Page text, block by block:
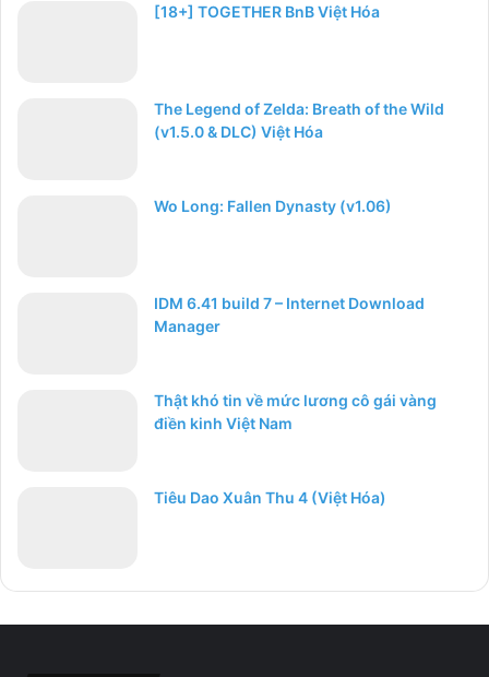
[18+] TOGETHER BnB Việt Hóa
The Legend of Zelda: Breath of the Wild
(v1.5.0 & DLC) Việt Hóa
Wo Long: Fallen Dynasty (v1.06)
IDM 6.41 build 7 – Internet Download
Manager
Thật khó tin về mức lương cô gái vàng
điền kinh Việt Nam
Tiêu Dao Xuân Thu 4 (Việt Hóa)